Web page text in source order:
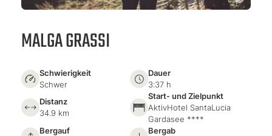
MALGA GRASSI
Schwierigkeit
Schwer
Dauer
3:37 h
Distanz
34.9 km
Start- und Zielpunkt
AktivHotel SantaLucia
Gardasee ****
Bergauf
Bergab